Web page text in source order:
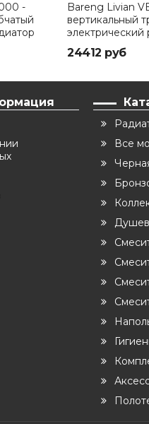
-
Bareng Livian
вертикальный
электрический
высотой 1250 мм
24412 руб
Все